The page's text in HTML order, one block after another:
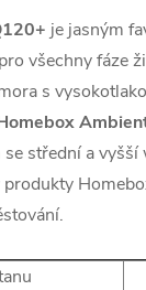
je jasným
všechny fáze
s
střední a